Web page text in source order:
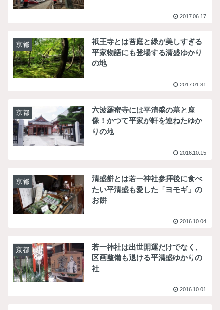
2017.06.17
京都
祇王寺とは苔庭と緑が美しすぎる
平家物語にも登場する清盛ゆかり
の地
2017.01.31
京都
六波羅蜜寺には平清盛の墓と座
像！かつて平家が軒を連ねたゆか
りの地
2016.10.15
京都
清盛餅とは若一神社参拝後に食べ
たい平清盛も愛した「ヨモギ」の
お餅
2016.10.04
京都
若一神社は出世開運だけでなく、
区画整備も退ける平清盛ゆかりの
社
2016.10.01